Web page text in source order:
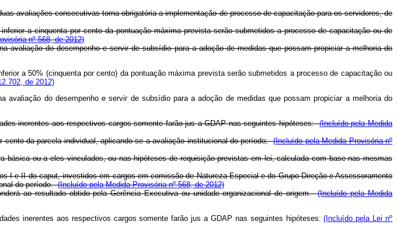
avaliações consecutivas torna obrigatória a implementação de processo de capacitação para os servidores, de
a cinquenta por cento da pontuação máxima prevista serão submetidos a processo de capacitação ou de
nº 568, de 2012)
do desempenho e servir de subsídio para a adoção de medidas que possam propiciar a melhoria do
a 50% (cinquenta por cento) da pontuação máxima prevista serão submetidos a processo de capacitação ou
de 2012)
do desempenho e servir de subsídio para a adoção de medidas que possam propiciar a melhoria do
inerentes aos respectivos cargos somente farão jus a GDAP nas seguintes hipóteses:(Incluído pela Medida
cento da parcela individual, aplicando-se a avaliação institucional do período;(Incluído pela Medida Provisória nº
ou a eles vinculados, ou nas hipóteses de requisição previstas em lei, calculada com base nas mesmas
I e II do caput, investidos em cargos em comissão de Natureza Especial e do Grupo-Direção e Assessoramento
do período.(Incluído pela Medida Provisória nº 568, de 2012)
ao resultado obtido pela Gerência Executiva ou unidade organizacional de origem.(Incluído pela Medida
inerentes aos respectivos cargos somente farão jus a GDAP nas seguintes hipóteses:(Incluído pela Lei nº